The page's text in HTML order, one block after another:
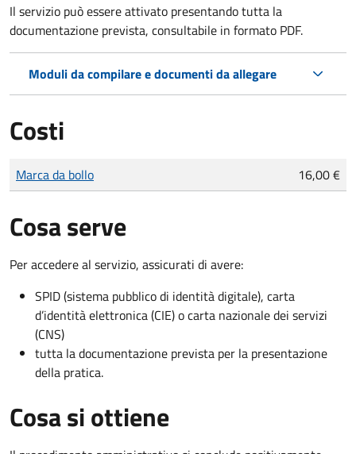
Il servizio può essere attivato presentando tutta la
documentazione prevista, consultabile in formato PDF.
Moduli da compilare e documenti da allegare
Costi
Tipo di pagamento
Importo
Marca da bollo 16,00 €
Cosa serve
Per accedere al servizio, assicurati di avere:
SPID (sistema pubblico di identità digitale), carta
d’identità elettronica (CIE) o carta nazionale dei servizi
(CNS)
tutta la documentazione prevista per la presentazione
della pratica.
Cosa si ottiene